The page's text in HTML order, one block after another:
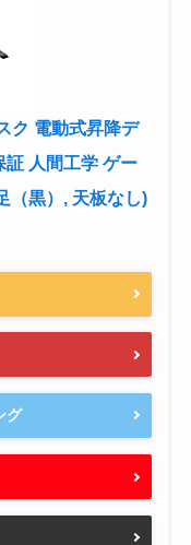
ク 電動式昇降デ
証 人間工学 ゲー
（黒）, 天板なし)
グ